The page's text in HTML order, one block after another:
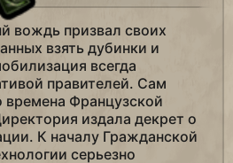
вождь призвал своих
взять дубинки и
всегда
правителей. Сам
времена Французской
издала декрет о
К началу Гражданской
серьезно